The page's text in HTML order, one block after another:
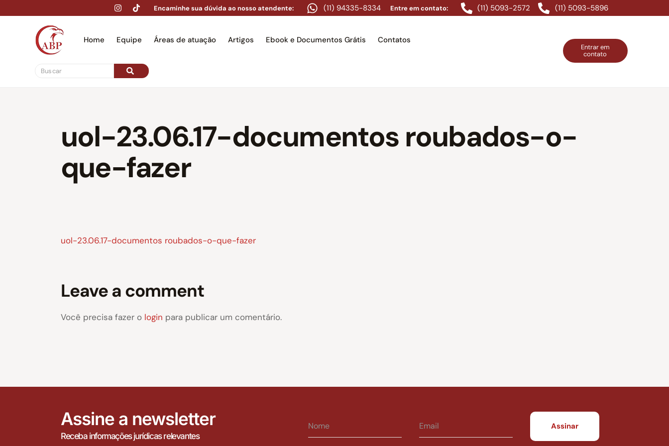
Encaminhe sua dúvida ao nosso atendente: (11) 94335-8334 Entre em contato: (11) 5093-2572 (11) 5093-5896
Home Equipe Áreas de atuação Artigos Ebook e Documentos Grátis Contatos
Entrar em
contato
uol-23.06.17-documentos roubados-o-
que-fazer
uol-23.06.17-documentos roubados-o-que-fazer
Leave a comment
Você precisa fazer o login para publicar um comentário.
Assine a newsletter
Receba informações jurídicas relevantes